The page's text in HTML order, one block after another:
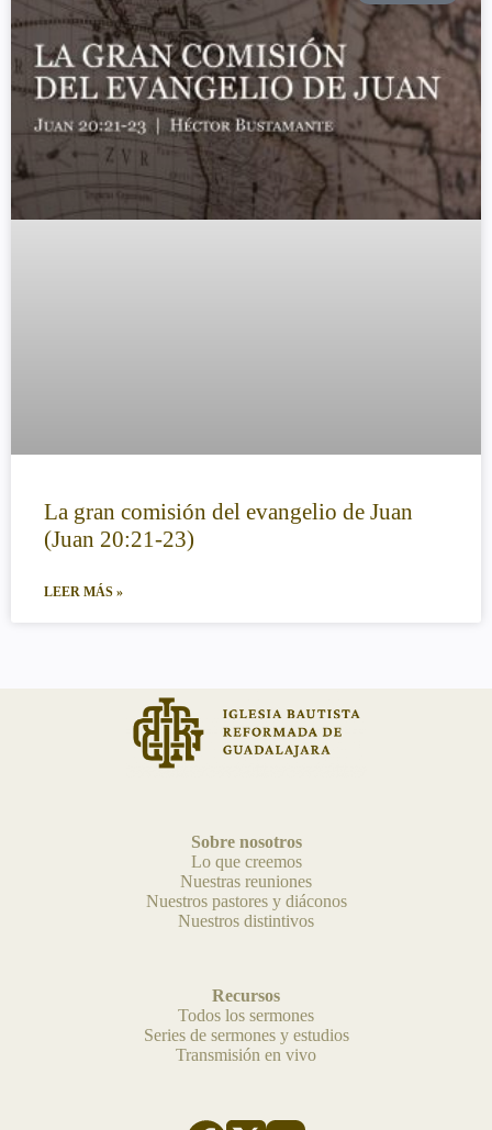
La gran comisión del evangelio de Juan
(Juan 20:21-23)
LEER MÁS »
Sobre nosotros
Lo que creemos
Nuestras reuniones
Nuestros pastores y diáconos
Nuestros distintivos
Recursos
Todos los sermones
Series de sermones y estudios
Transmisión en vivo